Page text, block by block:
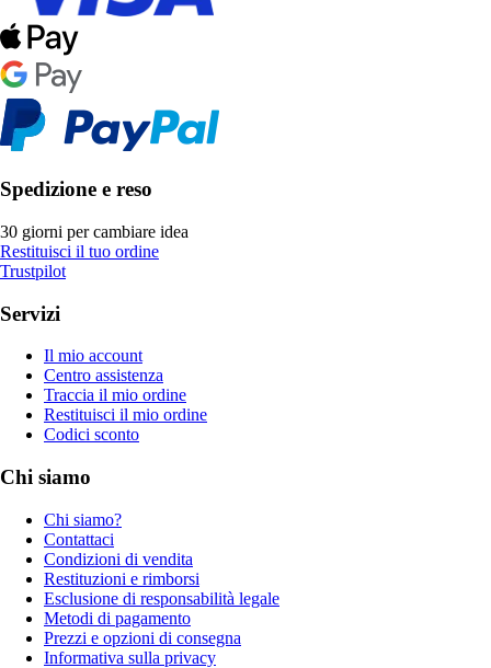
Spedizione e reso
30 giorni per cambiare idea
Restituisci il tuo ordine
Trustpilot
Servizi
Il mio account
Centro assistenza
Traccia il mio ordine
Restituisci il mio ordine
Codici sconto
Chi siamo
Chi siamo?
Contattaci
Condizioni di vendita
Restituzioni e rimborsi
Esclusione di responsabilità legale
Metodi di pagamento
Prezzi e opzioni di consegna
Informativa sulla privacy